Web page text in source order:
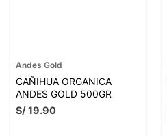
Andes Gold
CAÑIHUA ORGANICA
ANDES GOLD 500GR
S/19.90